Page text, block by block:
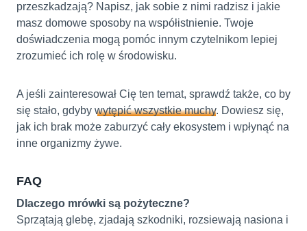
przeszkadzają? Napisz, jak sobie z nimi radzisz i jakie
masz domowe sposoby na współistnienie. Twoje
doświadczenia mogą pomóc innym czytelnikom lepiej
zrozumieć ich rolę w środowisku.
A jeśli zainteresował Cię ten temat, sprawdź także, co by
się stało, gdyby wytępić wszystkie muchy. Dowiesz się,
jak ich brak może zaburzyć cały ekosystem i wpłynąć na
inne organizmy żywe.
FAQ
Dlaczego mrówki są pożyteczne?
Sprzątają glebę, zjadają szkodniki, rozsiewają nasiona i